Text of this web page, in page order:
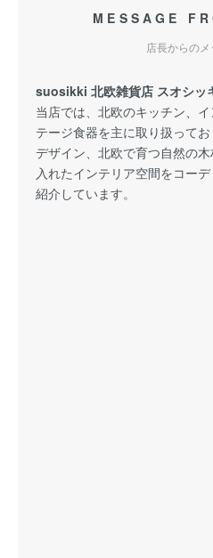
MESSAGE
店長からの
suosikki 北欧雑貨店 スオシッ
当店では、北欧のキッチン、
テージ食器を主に取り扱って
デザイン、北欧で育つ自然の
入れたインテリア空間をコー
紹介しています。